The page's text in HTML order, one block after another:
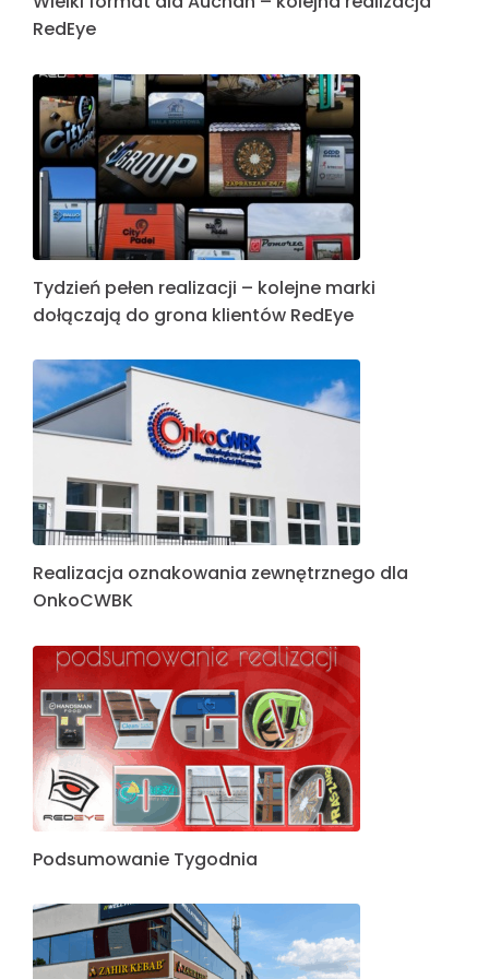
RedEye
Tydzień pełen realizacji – kolejne marki
dołączają do grona klientów RedEye
Realizacja oznakowania zewnętrznego dla
OnkoCWBK
Podsumowanie Tygodnia